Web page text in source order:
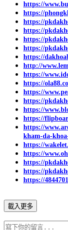
https://
https://
https://
https://
https://
https://
https://
http://
https://
https://
https://
https://
https://
https://
https://
kham-da-
https://
https://
https://
https://
https://
載入更多